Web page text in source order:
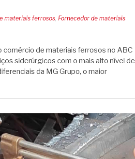
materiais ferrosos Fornecedor de materiais
comércio de materiais ferrosos no ABC
siderúrgicos com o mais alto nível de
da MG Grupo, o maior